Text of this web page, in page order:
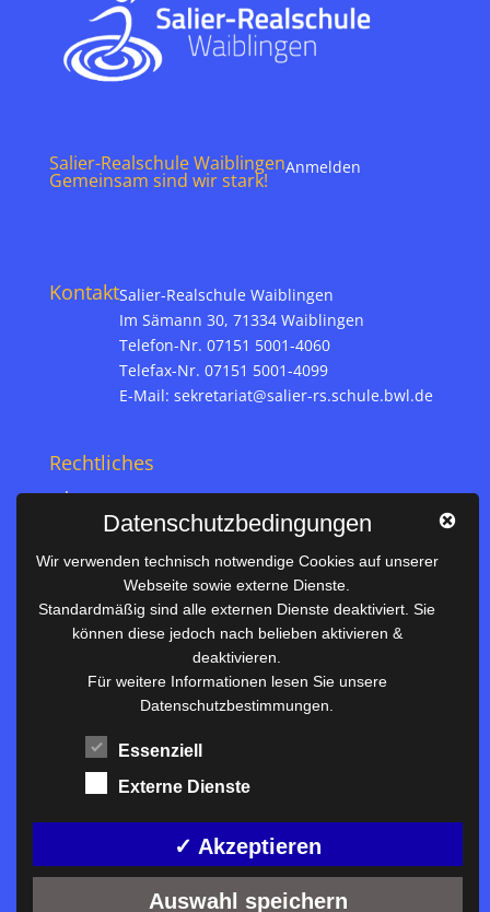
Salier-Realschule Waiblingen
Gemeinsam sind wir stark!
Anmelden
KontaktSalier-Realschule Waiblingen
Im Sämann 30, 71334 Waiblingen
Telefon-Nr. 07151 5001-4060
Telefax-Nr. 07151 5001-4099
E-Mail: sekretariat@salier-rs.schule.bwl.de
Rechtliches
Impressum
Datenschutz
Nützliches
Vertretungsplan
Downloadbereich
Terminkalender
Termine AKTUELL
Datenschutzbedingungen
Wir verwenden technisch notwendige Cookies auf unserer
Webseite sowie externe Dienste.
Standardmäßig sind alle externen Dienste deaktiviert. Sie
können diese jedoch nach belieben aktivieren &
deaktivieren.
Für weitere Informationen lesen Sie unsere
Datenschutzbestimmungen.
Essenziell
Externe Dienste
✓ Akzeptieren
Auswahl speichern